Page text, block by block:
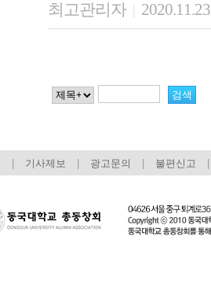
최고관리자
기사제보 광고문의 불편신고